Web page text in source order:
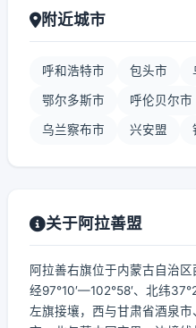
附近城市
呼和浩特市 包头市
鄂尔多斯市 呼伦贝尔市
乌兰察布市 兴安盟
关于阿拉善盟
阿拉善右旗位于内蒙古自治
经97°10′—102°58′、北纬
左旗接壤，西与甘肃省酒泉